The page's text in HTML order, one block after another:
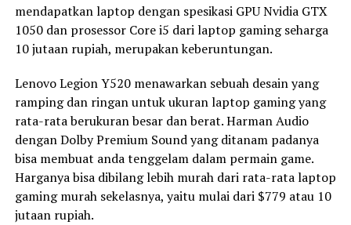
mendapatkan laptop dengan spesikasi GPU Nvidia GTX
1050 dan prosessor Core i5 dari laptop gaming seharga
10 jutaan rupiah, merupakan keberuntungan.
Lenovo Legion Y520 menawarkan sebuah desain yang
ramping dan ringan untuk ukuran laptop gaming yang
rata-rata berukuran besar dan berat. Harman Audio
dengan Dolby Premium Sound yang ditanam padanya
bisa membuat anda tenggelam dalam permain game.
Harganya bisa dibilang lebih murah dari rata-rata laptop
gaming murah sekelasnya, yaitu mulai dari $779 atau 10
jutaan rupiah.